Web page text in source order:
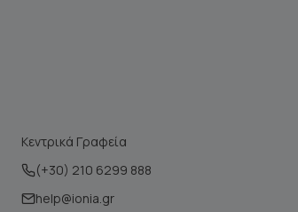
Κεντρικά Γραφεία
(+30) 210 6299 888
help@ionia.gr